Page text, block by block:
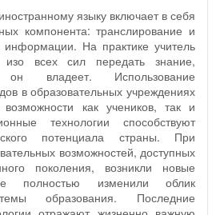
языку включает в себя
компонента: транслирование и
информации. На практике учитель
изо всех сил передать знание,
он владеет. Использование
в образовательных учреждениях
как учеников, так и
технологии способствуют
потенциала страны. При
возможностей, доступных
поколения, возникли новые
полностью изменили облик
образования. Последние